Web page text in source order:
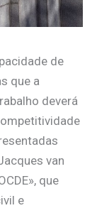
de
que a
deverá
van
que
e